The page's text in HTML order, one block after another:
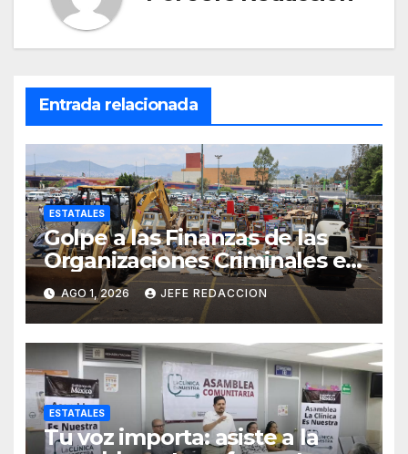
Entrada relacionada
ESTATALES
Golpe a las Finanzas de las
Organizaciones Criminales en
Operativos
Interinstitucionales
AGO 1, 2026 JEFE REDACCION
ESTATALES
Tu voz importa: asiste a la